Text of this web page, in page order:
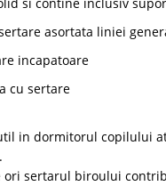
asortata liniei
incapatoare
cu sertare
in dormitorul copilului
ori sertarul biroului